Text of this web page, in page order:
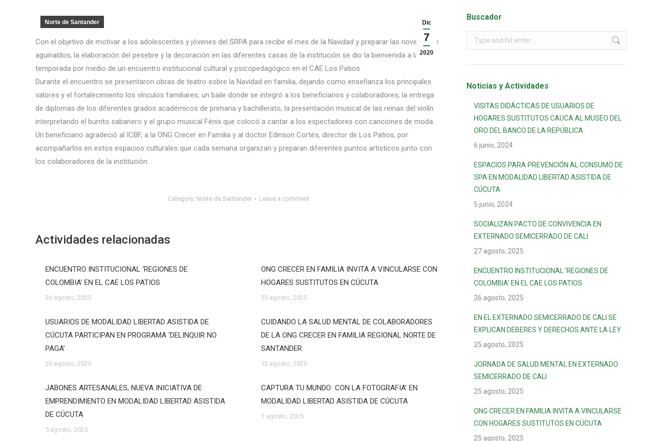
Dic
7
2020
Norte de Santander
Con el objetivo de motivar a los adolescentes y jóvenes del SRPA para recibir el mes de la Navidad y preparar las novenas de
aguinaldos, la elaboración del pesebre y la decoración en las diferentes casas de la institución se dio la bienvenida a la
temporada por medio de un encuentro institucional cultural y psicopedagógico en el CAE Los Patios.
Durante el encuentro se presentaron obras de teatro sobre la Navidad en familia, dejando como enseñanza los principales
valores y el fortalecimiento los vínculos familiares; un baile donde se integró a los beneficiarios y colaboradores; la entrega
de diplomas de los diferentes grados académicos de primaria y bachillerato; la presentación musical de las reinas del violín
interpretando el burrito sabanero y el grupo musical Fénix que colocó a cantar a los espectadores con canciones de moda.
Un beneficiario agradeció al ICBF, a la ONG Crecer en Familia y al doctor Edinson Cortés, director de Los Patios, por
acompañarlos en estos espacios culturales que cada semana organizan y preparan diferentes puntos artísticos junto con
los colaboradores de la institución.
Category: Norte de Santander Leave a comment
Actividades relacionadas
ENCUENTRO INSTITUCIONAL ‘REGIONES DE
COLOMBIA’ EN EL CAE LOS PATIOS
26 agosto, 2025
ONG CRECER EN FAMILIA INVITA A VINCULARSE CON
HOGARES SUSTITUTOS EN CÚCUTA
25 agosto, 2025
USUARIOS DE MODALIDAD LIBERTAD ASISTIDA DE
CÚCUTA PARTICIPAN EN PROGRAMA ‘DELINQUIR NO
PAGA’
20 agosto, 2025
CUIDANDO LA SALUD MENTAL DE COLABORADORES
DE LA ONG CRECER EN FAMILIA REGIONAL NORTE DE
SANTANDER
12 agosto, 2025
JABONES ARTESANALES, NUEVA INICIATIVA DE
EMPRENDIMIENTO EN MODALIDAD LIBERTAD ASISTIDA
DE CÚCUTA
5 agosto, 2025
CAPTURA TU MUNDO CON LA FOTOGRAFIA’ EN
MODALIDAD LIBERTAD ASISTIDA DE CÚCUTA
1 agosto, 2025
Buscador
Noticias y Actividades
VISITAS DIDÁCTICAS DE USUARIOS DE
HOGARES SUSTITUTOS CAUCA AL MUSEO DEL
ORO DEL BANCO DE LA REPÚBLICA
6 junio, 2024
ESPACIOS PARA PREVENCIÓN AL CONSUMO DE
SPA EN MODALIDAD LIBERTAD ASISTIDA DE
CÚCUTA
5 junio, 2024
SOCIALIZAN PACTO DE CONVIVENCIA EN
EXTERNADO SEMICERRADO DE CALI
27 agosto, 2025
ENCUENTRO INSTITUCIONAL ‘REGIONES DE
COLOMBIA’ EN EL CAE LOS PATIOS
26 agosto, 2025
EN EL EXTERNADO SEMICERRADO DE CALI SE
EXPLICAN DEBERES Y DERECHOS ANTE LA LEY
25 agosto, 2025
JORNADA DE SALUD MENTAL EN EXTERNADO
SEMICERRADO DE CALI
25 agosto, 2025
ONG CRECER EN FAMILIA INVITA A VINCULARSE
CON HOGARES SUSTITUTOS EN CÚCUTA
25 agosto, 2025